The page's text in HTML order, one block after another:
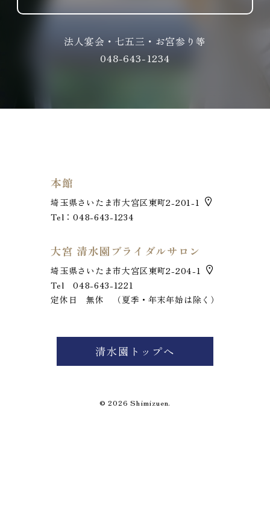
お電話でのお問い合わせ
048-643-1221
定休日 毎週火曜日
法人宴会・七五三・お宮参り等
048-643-1234
本館
埼玉県さいたま市大宮区東町2-201-1
Tel：048-643-1234
大宮 清水園ブライダルサロン
埼玉県さいたま市大宮区東町2-204-1
Tel 048-643-1221
定休日 無休 （夏季・年末年始は除く）
清水園トップへ
© 2026 Shimizuen.